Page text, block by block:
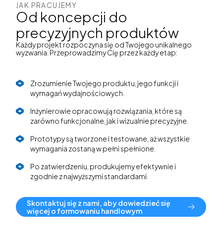
JAK PRACUJEMY
Od koncepcji do
precyzyjnych produktów
Każdy projekt rozpoczyna się od Twojego unikalnego
wyzwania. Przeprowadzimy Cię przez każdy etap:
Zrozumienie Twojego produktu, jego funkcji i
wymagań wydajnościowych.
Inżynierowie opracowują rozwiązania, które są
zarówno funkcjonalne, jak i wizualnie precyzyjne.
Prototypy są tworzone i testowane, aż wszystkie
wymagania zostaną w pełni spełnione.
Po zatwierdzeniu, produkujemy efektywnie i
zgodnie z najwyższymi standardami.
Skontaktuj się z nami, aby dowiedzieć się
więcej o formowaniu handlowym